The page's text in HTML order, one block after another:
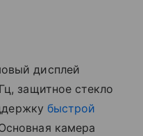
дисплей
защитное стекло
быстрой
камера